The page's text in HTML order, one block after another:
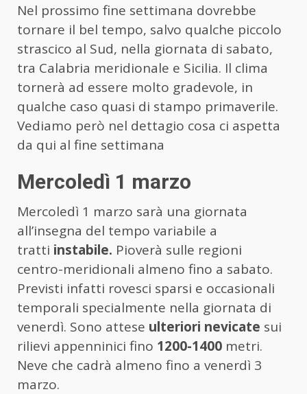
Nel prossimo fine settimana dovrebbe
tornare il bel tempo, salvo qualche piccolo
strascico al Sud, nella giornata di sabato,
tra Calabria meridionale e Sicilia. Il clima
tornerà ad essere molto gradevole, in
qualche caso quasi di stampo primaverile.
Vediamo però nel dettagio cosa ci aspetta
da qui al fine settimana
Mercoledì 1 marzo
Mercoledì 1 marzo sarà una giornata
all’insegna del tempo variabile a
tratti instabile. Pioverà sulle regioni
centro-meridionali almeno fino a sabato.
Previsti infatti rovesci sparsi e occasionali
temporali specialmente nella giornata di
venerdì. Sono attese ulteriori nevicate sui
rilievi appenninici fino 1200-1400 metri.
Neve che cadrà almeno fino a venerdì 3
marzo.